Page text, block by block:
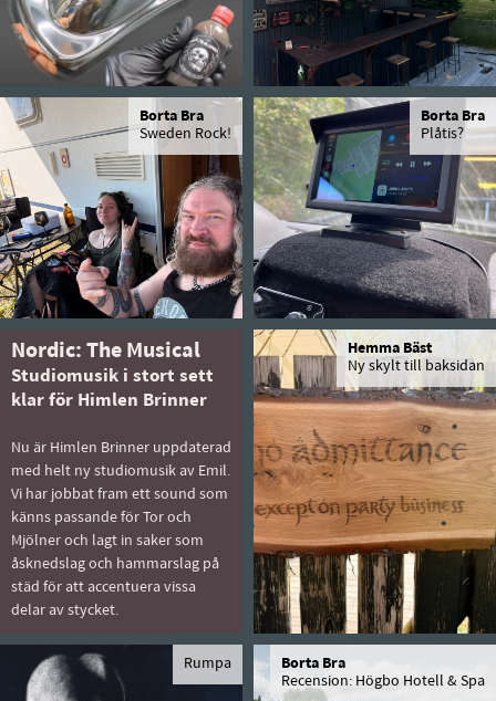
Borta Bra
Sweden Rock!
Borta Bra
Plåtis?
Nordic: The Musical
Studiomusik i stort sett
klar för Himlen Brinner
Nu är Himlen Brinner uppdaterad
med helt ny studiomusik av Emil.
Vi har jobbat fram ett sound som
känns passande för Tor och
Mjölner och lagt in saker som
åsknedslag och hammarslag på
städ för att accentuera vissa
delar av stycket.
Hemma Bäst
Ny skylt till baksidan
Rumpa
Borta Bra
Recension: Högbo Hotell & Spa